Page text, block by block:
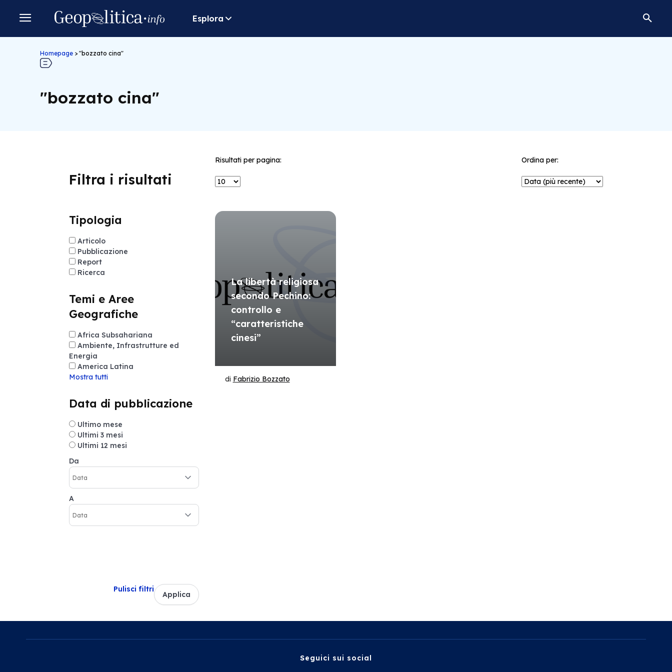
Esplora
Homepage > "bozzato cina"
"bozzato cina"
Filtra i risultati
Tipologia
Articolo
Pubblicazione
Report
Ricerca
Temi e Aree
Geografiche
Africa Subsahariana
Ambiente, Infrastrutture ed
Energia
America Latina
Mostra tutti
Data di pubblicazione
Ultimo mese
Ultimi 3 mesi
Ultimi 12 mesi
Da
A
Pulisci filtri
Applica
Risultati per pagina: Ordina per:
La libertà religiosa
secondo Pechino:
controllo e
“caratteristiche
cinesi”
di Fabrizio Bozzato
Seguici sui social